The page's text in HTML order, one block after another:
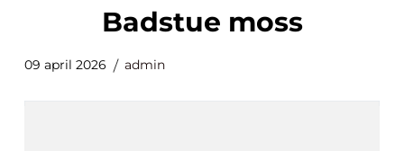
badstue moss
09 april 2026 admin